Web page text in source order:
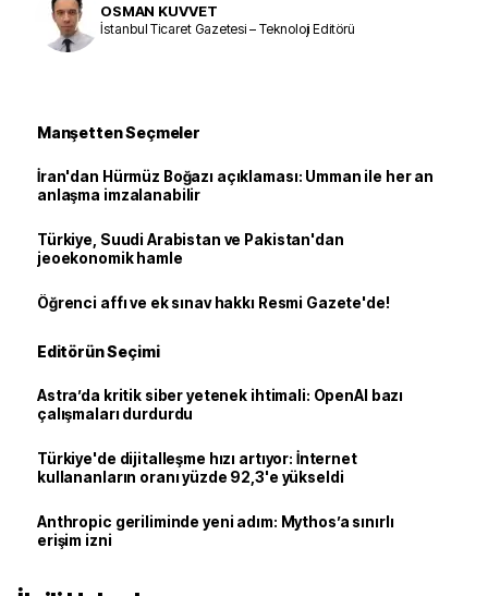
OSMAN KUVVET
İstanbul Ticaret Gazetesi – Teknoloji Editörü
Manşetten Seçmeler
İran'dan Hürmüz Boğazı açıklaması: Umman ile her an
anlaşma imzalanabilir
Türkiye, Suudi Arabistan ve Pakistan'dan
jeoekonomik hamle
Öğrenci affı ve ek sınav hakkı Resmi Gazete'de!
Editörün Seçimi
Astra’da kritik siber yetenek ihtimali: OpenAI bazı
çalışmaları durdurdu
Türkiye'de dijitalleşme hızı artıyor: İnternet
kullananların oranı yüzde 92,3'e yükseldi
Anthropic geriliminde yeni adım: Mythos’a sınırlı
erişim izni